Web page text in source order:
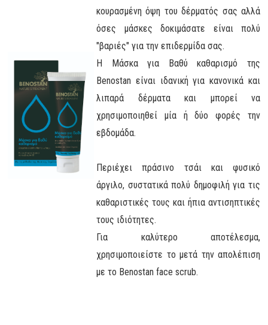
κουρασμένη όψη του δέρματός σας αλλά
όσες μάσκες δοκιμάσατε είναι πολύ
"βαριές" για την επιδερμίδα σας.
H Μάσκα για Βαθύ καθαρισμό της
Benostan είναι ιδανική για κανονικά και
λιπαρά δέρματα και μπορεί να
χρησιμοποιηθεί μία ή δύο φορές την
εβδομάδα.
Περιέχει πράσινο τσάι και φυσικό
άργιλο, συστατικά πολύ δημοφιλή για τις
καθαριστικές τους και ήπια αντισηπτικές
τους ιδιότητες.
Για καλύτερο αποτέλεσμα,
χρησιμοποιείστε το μετά την απολέπιση
με το Benostan face scrub.